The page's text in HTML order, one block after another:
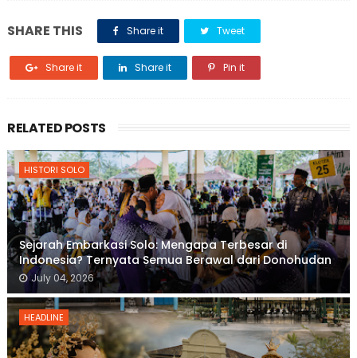
SHARE THIS Share it Tweet
Share it Share it Pin it
RELATED POSTS
HISTORI SOLO
Sejarah Embarkasi Solo: Mengapa Terbesar di
Indonesia? Ternyata Semua Berawal dari Donohudan
July 04, 2026
HEADLINE